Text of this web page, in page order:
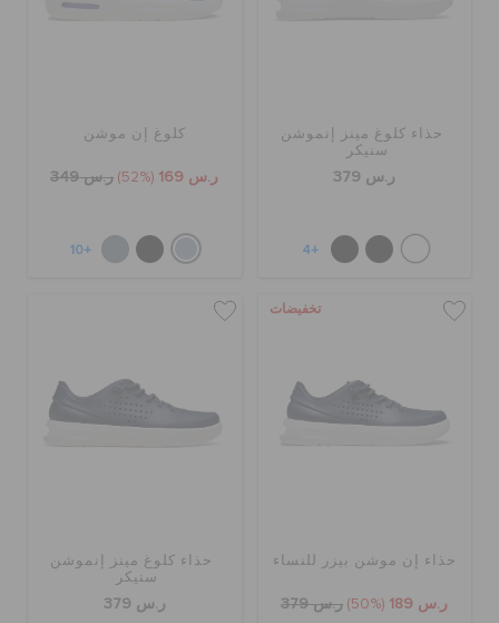
حذاء كلوغ مينز إنموشن
سنيكر
ر.س 379
+4
كلوغ إن موشن
ر.س 169 (52%) ر.س 349
+10
تخفيضات
حذاء إن موشن بيزر للنساء
ر.س 189 (50%) ر.س 379
حذاء كلوغ مينز إنموشن
سنيكر
ر.س 379